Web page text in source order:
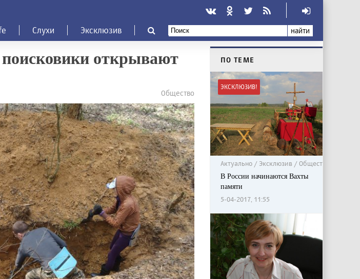
Слухи Эксклюзив найти
открывают
Общество
ПО ТЕМЕ
ЭКСКЛЮЗИВ!
Актуально / Эксклюзив / Общество
В России начинаются Вахты
памяти
5-04-2017, 11:55